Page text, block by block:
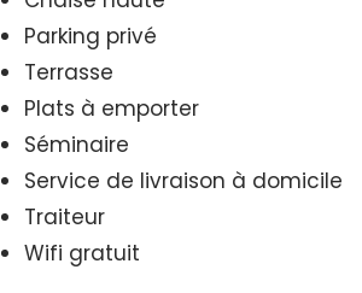
Parking privé
Terrasse
Plats à emporter
Séminaire
Service de livraison à domicile
Traiteur
Wifi gratuit